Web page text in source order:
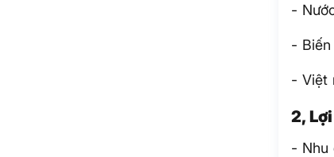
-
-
- Việt
2,
- Nhu